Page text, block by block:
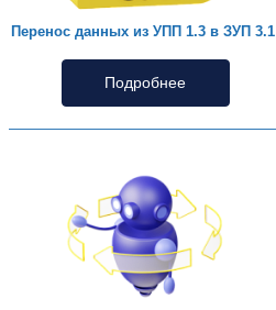
Перенос данных из УПП 1.3 в ЗУП 3.1
Подробнее